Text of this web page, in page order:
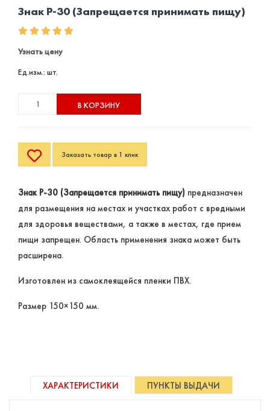
Знак P-30 (Запрещается принимать пищу)
Узнать цену
Ед.изм.: шт.
В КОРЗИНУ
Заказать товар в 1 клик
Знак Р-30 (Запрещается принимать пищу) предназначен
для размещения на местах и участках работ с вредными
для здоровья веществами, а также в местах, где прием
пищи запрещен. Область применения знака может быть
расширена.
Изготовлен из самоклеящейся пленки ПВХ.
Размер 150×150 мм.
ХАРАКТЕРИСТИКИ ПУНКТЫ ВЫДАЧИ